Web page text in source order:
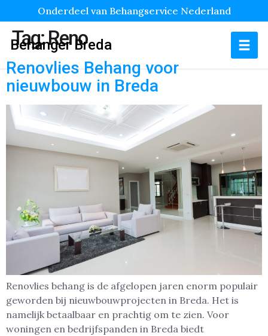
Onderdeel van Behangservice Nederland
Behanger Breda
Tag:Reno
Renovlies Behang voor
nieuwbouw in Breda
Renovlies behang is de afgelopen jaren enorm populair
geworden bij nieuwbouwprojecten in Breda. Het is
namelijk betaalbaar en prachtig om te zien. Voor
woningen en bedrijfspanden in Breda biedt